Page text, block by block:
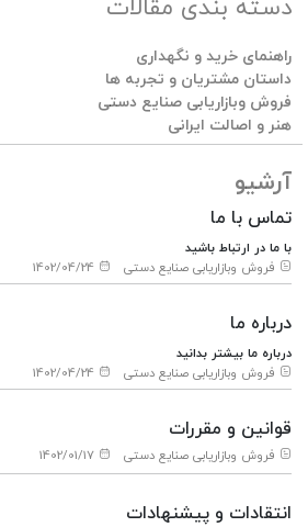
دسته بندی مقالات
راهنمای خرید و نگهداری
داستان مشتریان و تجربه ها
فروش وبازاریابی صنایع دستی
هنر و اصالت ایرانی
آرشیو
تماس با ما
با ما در ارتباط باشید
1402/04/24
فروش وبازاریابی صنایع دستی
درباره ما
درباره ما بیشتر بدانید
1402/04/24
فروش وبازاریابی صنایع دستی
قوانین و مقررات
1402/01/17 فروش وبازاریابی صنایع دستی
انتقادات و پیشنهادات